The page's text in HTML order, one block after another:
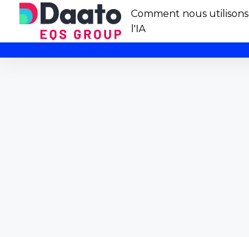
Comment nous utilisons
l'IA